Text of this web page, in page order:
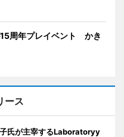
周年プレイベント かき
ース
氏が主宰するLaboratoryy